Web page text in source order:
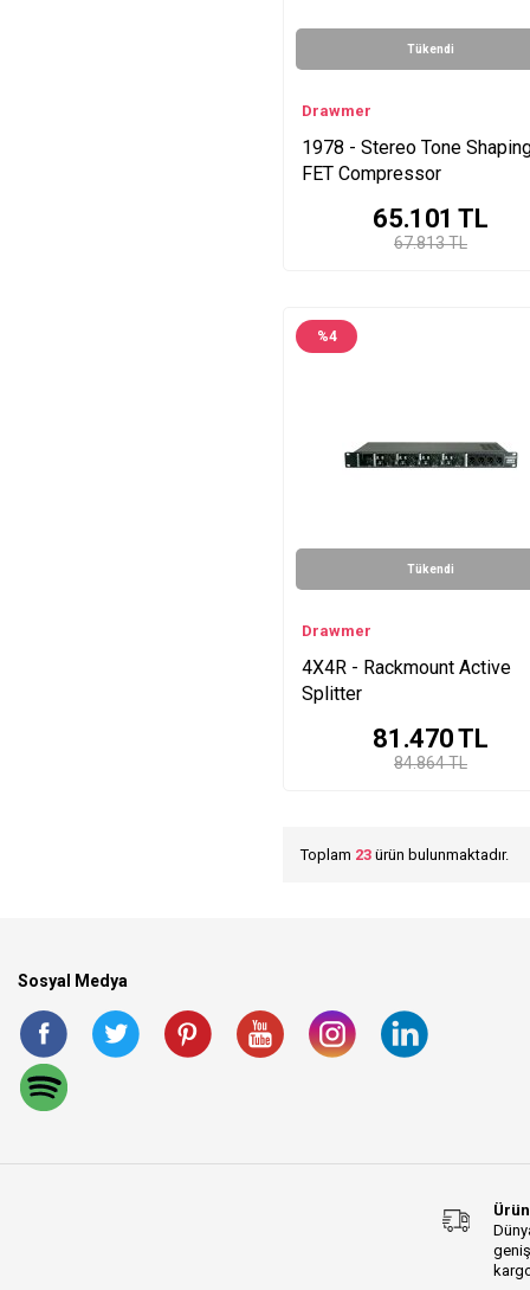
Tükendi
Drawmer
1978 - Stereo Tone
FET Compressor
67.813 TL
65.101 TL
%4
Tükendi
Drawmer
4X4R - Rackmount Active
Splitter
84.864 TL
81.470TL
Toplam 23 ürün bulunmaktadır.
Sosyal Medya